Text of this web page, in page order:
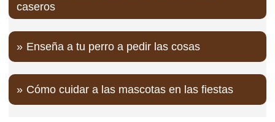
caseros
Enseña a tu perro a pedir las cosas
Cómo cuidar a las mascotas en las fiestas